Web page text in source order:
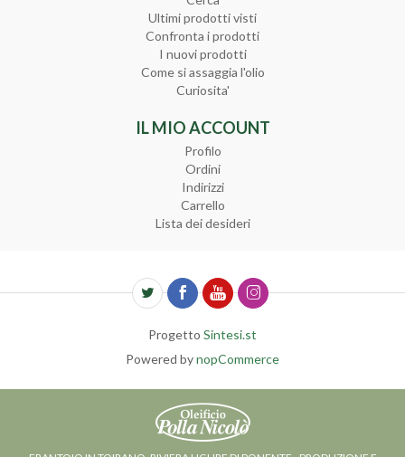
Ultimi prodotti visti
Confronta i prodotti
I nuovi prodotti
Come si assaggia l'olio
Curiosita'
IL MIO ACCOUNT
Profilo
Ordini
Indirizzi
Carrello
Lista dei desideri
Progetto Sintesi.st
Powered bynopCommerce